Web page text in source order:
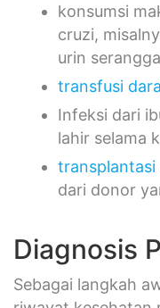
konsumsi
cruzi,
urin
transfusi
Infeksi dari
lahir selama
transplantasi
dari donor
Diagnosis
Sebagai langkah